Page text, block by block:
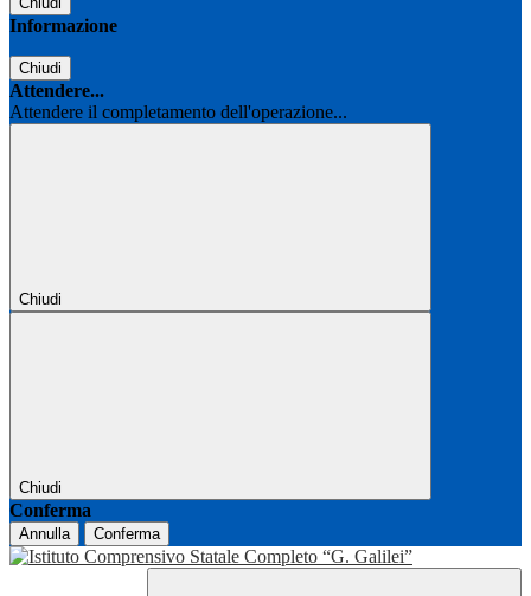
Informazione
Chiudi
Attendere...
Attendere il completamento dell'operazione...
Chiudi
Chiudi
Conferma
Annulla Conferma